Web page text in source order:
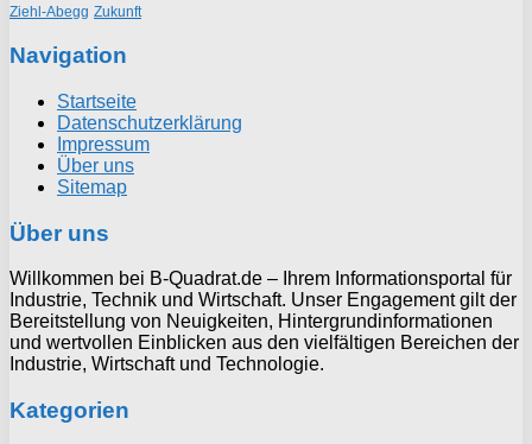
Ziehl-Abegg Zukunft
Navigation
Startseite
Datenschutzerklärung
Impressum
Über uns
Sitemap
Über uns
Willkommen bei B-Quadrat.de – Ihrem Informationsportal für
Industrie, Technik und Wirtschaft. Unser Engagement gilt der
Bereitstellung von Neuigkeiten, Hintergrundinformationen
und wertvollen Einblicken aus den vielfältigen Bereichen der
Industrie, Wirtschaft und Technologie.
Kategorien